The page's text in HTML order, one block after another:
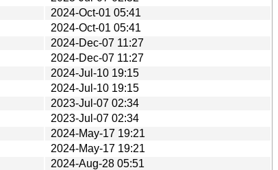
2024-Oct-01 05:41
2024-Oct-01 05:41
2024-Dec-07 11:27
2024-Dec-07 11:27
2024-Jul-10 19:15
2024-Jul-10 19:15
2023-Jul-07 02:34
2023-Jul-07 02:34
2024-May-17 19:21
2024-May-17 19:21
2024-Aug-28 05:51